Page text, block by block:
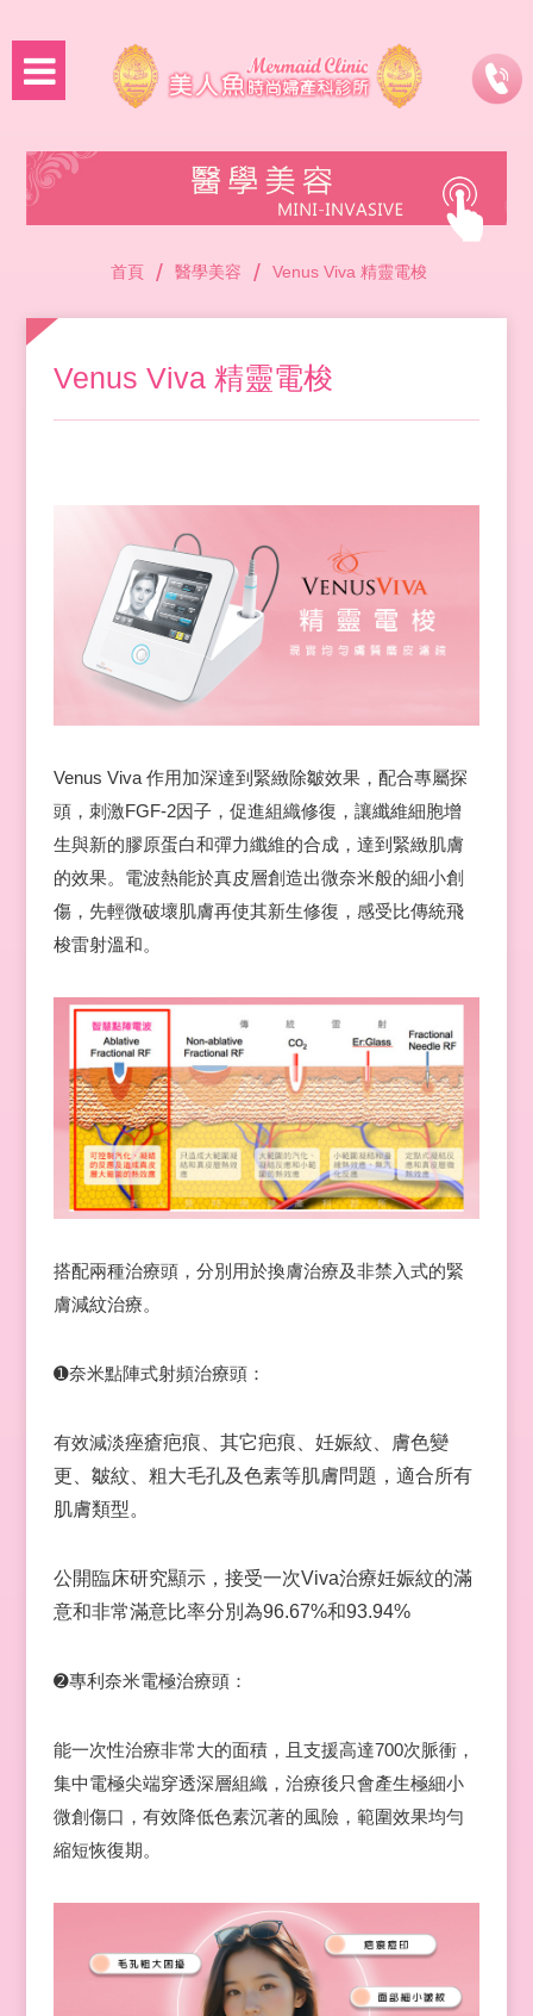
首頁 / 醫學美容 / Venus Viva 精靈電梭
Venus Viva 精靈電梭
Venus Viva 作用加深達到緊緻除皺效果，配合專屬探
頭，刺激FGF-2因子，促進組織修復，讓纖維細胞增
生與新的膠原蛋白和彈力纖維的合成，達到緊緻肌膚
的效果。電波熱能於真皮層創造出微奈米般的細小創
傷，先輕微破壞肌膚再使其新生修復，感受比傳統飛
梭雷射溫和。
搭配兩種治療頭，分別用於換膚治療及非禁入式的緊
膚減紋治療。
➊奈米點陣式射頻治療頭：
有效減淡痤瘡疤痕、其它疤痕、妊娠紋、膚色變
更、皺紋、粗大毛孔及色素等肌膚問題，適合所有
肌膚類型。
公開臨床研究顯示，接受一次Viva治療妊娠紋的滿
意和非常滿意比率分別為96.67%和93.94%
➋專利奈米電極治療頭：
能一次性治療非常大的面積，且支援高達700次脈衝，
集中電極尖端穿透深層組織，治療後只會產生極細小
微創傷口，有效降低色素沉著的風險，範圍效果均勻
縮短恢復期。